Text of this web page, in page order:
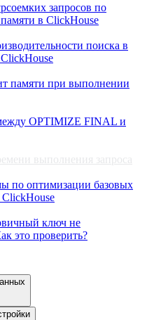
запросов по
в ClickHouse
поиска в
памяти при выполнении
OPTIMIZE FINAL и
выполнения запроса
по оптимизации базовых
ключ не
это проверить?